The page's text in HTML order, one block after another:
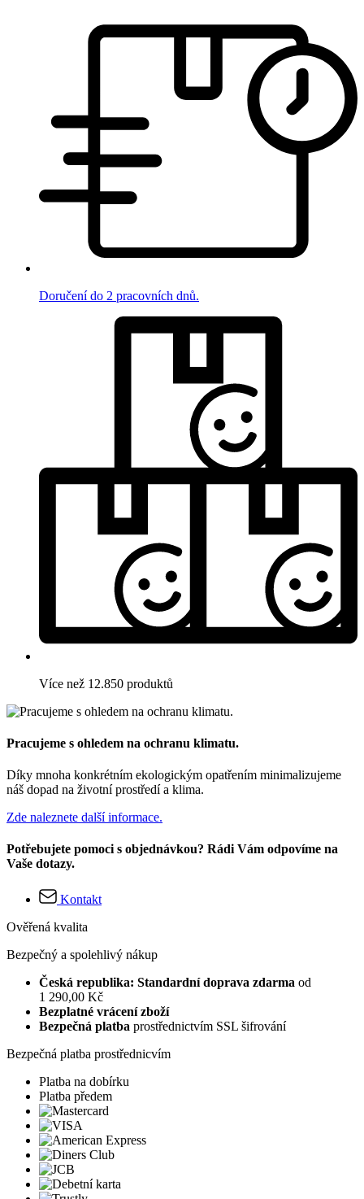
Doručení do 2 pracovních dnů.
Více než 12.850 produktů
Pracujeme s ohledem na ochranu klimatu.
Díky mnoha konkrétním ekologickým opatřením minimalizujeme
náš dopad na životní prostředí a klima.
Zde naleznete další informace.
Potřebujete pomoci s objednávkou? Rádi Vám odpovíme na
Vaše dotazy.
Kontakt
Ověřená kvalita
Bezpečný a spolehlivý nákup
Česká republika: Standardní doprava zdarma od
1 290,00 Kč
Bezplatné vrácení zboží
Bezpečná platba prostřednictvím SSL šifrování
Bezpečná platba prostřednicvím
Platba na dobírku
Platba předem